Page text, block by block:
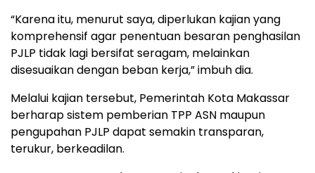
“Karena itu, menurut saya, diperlukan kajian yang
komprehensif agar penentuan besaran penghasilan
PJLP tidak lagi bersifat seragam, melainkan
disesuaikan dengan beban kerja,” imbuh dia.
Melalui kajian tersebut, Pemerintah Kota Makassar
berharap sistem pemberian TPP ASN maupun
pengupahan PJLP dapat semakin transparan,
terukur, berkeadilan.